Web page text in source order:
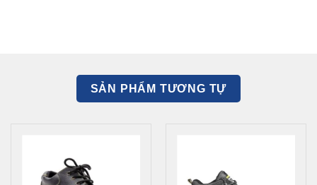
SẢN PHẨM TƯƠNG TỰ